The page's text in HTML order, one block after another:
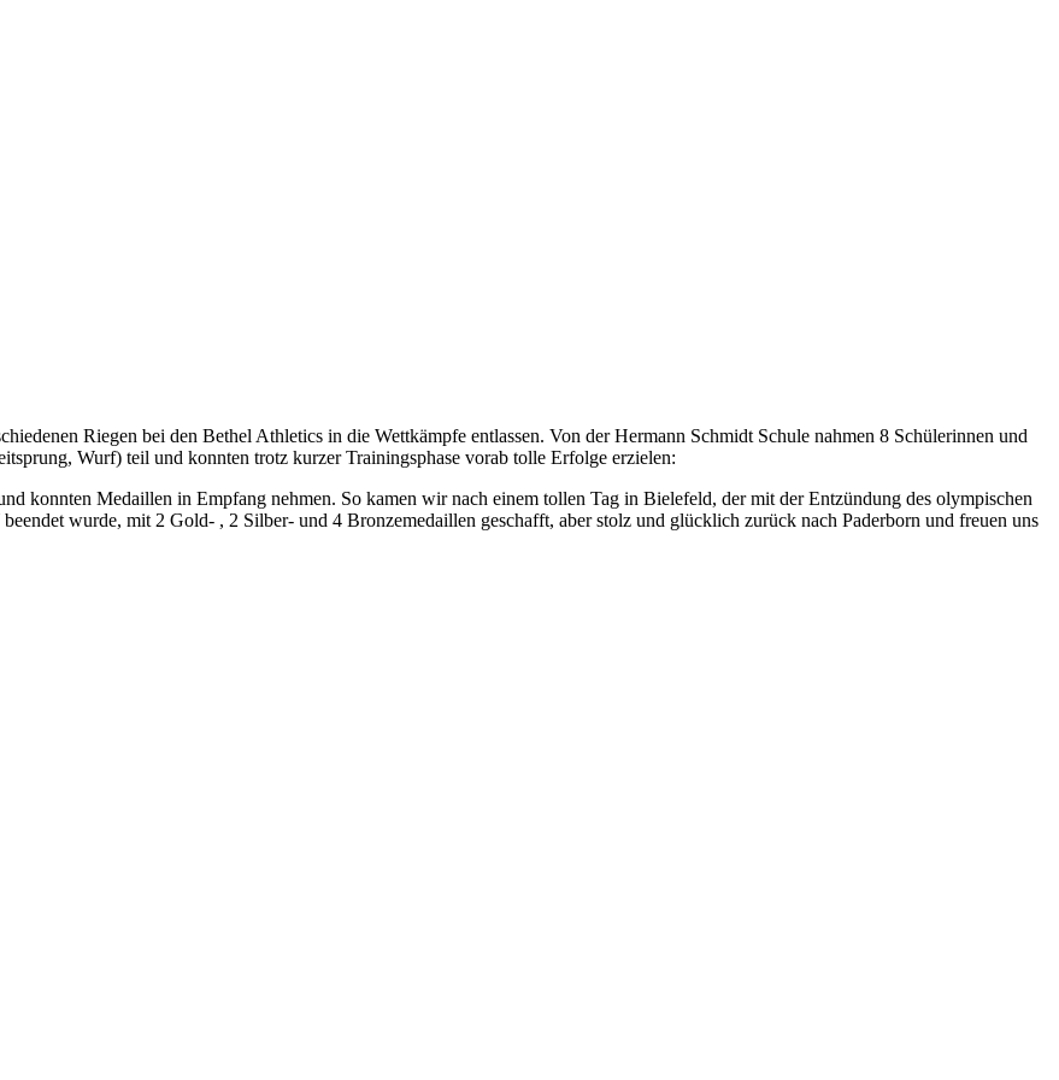
Riegen bei den Bethel Athletics in die Wettkämpfe entlassen. Von der Hermann Schmidt Schule nahmen 8 Schülerinnen und
Wurf) teil und konnten trotz kurzer Trainingsphase vorab tolle Erfolge erzielen:
konnten Medaillen in Empfang nehmen. So kamen wir nach einem tollen Tag in Bielefeld, der mit der Entzündung des olympischen
wurde, mit 2 Gold- , 2 Silber- und 4 Bronzemedaillen geschafft, aber stolz und glücklich zurück nach Paderborn und freuen uns